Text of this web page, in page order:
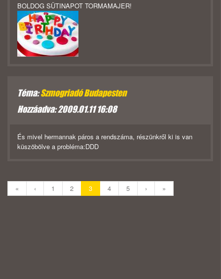
BOLDOG SÜTINAPOT TORMAMAJER!
Téma:Szmogriadó Budapesten
Hozzáadva: 2009.01.11 16:08
És mivel hermannak páros a rendszáma, részünkről ki is van
küszöbölve a probléma:DDD
« ‹ 1 2 3 4 5 › »